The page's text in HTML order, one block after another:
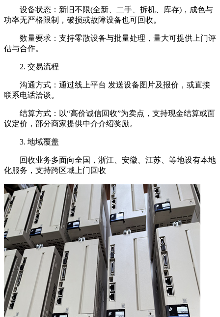
设备状态：新旧不限(全新、二手、拆机、库存)，成色与
功率无严格限制，破损或故障设备也可回收。
数量要求：支持零散设备与批量处理，量大可提供上门评
估与合作。
2. 交易流程
沟通方式：通过线上平台 发送设备图片及报价，或直接
联系电话洽谈。
结算方式：以“高价诚信回收”为卖点，支持现金结算或面
议定价，部分商家提供中介介绍奖励。
3. 地域覆盖
回收业务多面向全国，浙江、安徽、江苏、等地设有本地
化服务，支持跨区域上门回收